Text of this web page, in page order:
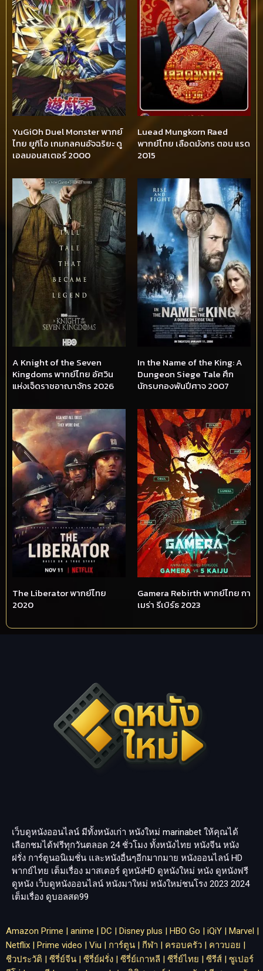
YuGiOh Duel Monster พากย์
ไทย ยูกิโอ เกมกลคนอัจฉริยะ ดู
เอลมอนสเตอร์ 2000
Luead Mungkorn Raed
พากย์ไทย เลือดมังกร ตอน แรด
2015
A Knight of the Seven
Kingdoms พากย์ไทย อัศวิน
แห่งเจ็ดราชอาณาจักร 2026
In the Name of the King: A
Dungeon Siege Tale ศึก
นักรบกองพันปีศาจ 2007
The Liberator พากย์ไทย
2020
Gamera Rebirth พากย์ไทย กา
เมร่า รีเบิร์ธ 2023
เว็บดูหนังออนไลน์ มีทั้งหนังเก่า หนังใหม่ marinabet ให้คุณได้
เลือกชมได้ฟรีทุกวันตลอด 24 ชั่วโมง ทั้งหนังไทย หนังจีน หนัง
ฝรั่ง การ์ตูนอนิเมชั่น และหนังอื่นๆอีกมากมาย หนังออนไลน์ HD
พากย์ไทย เต็มเรื่อง มาสเตอร์ ดูหนังHD ดูหนังใหม่ หนัง ดูหนังฟรี
ดูหนัง เว็บดูหนังออนไลน์ หนังมาใหม่ หนังใหม่ชนโรง 2023 2024
เต็มเรื่อง ดูบอลสด99
Amazon Prime | anime | DC | Disney plus | HBO Go | iQiY | Marvel |
Netflix | Prime video | Viu | การ์ตูน | กีฬา | ครอบครัว | คาวบอย |
ชีวประวัติ | ซีรี่ย์จีน | ซีรี่ย์ฝรั่ง | ซีรี่ย์เกาหลี | ซีรี่ย์ไทย | ซีรีส์ | ซูเปอร์